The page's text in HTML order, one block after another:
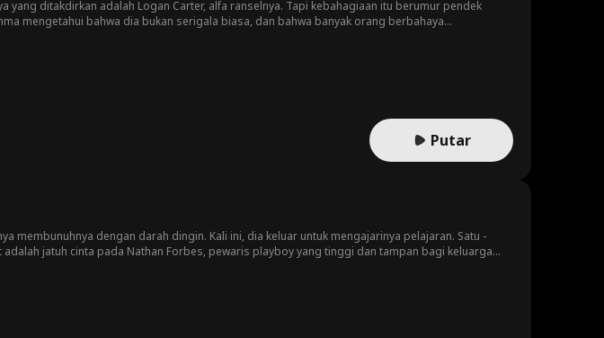
yang ditakdirkan adalah Logan Carter, alfa ranselnya. Tapi kebahagiaan itu berumur pendek
mengetahui bahwa dia bukan serigala biasa, dan bahwa banyak orang berbahaya
Putar
membunuhnya dengan darah dingin. Kali ini, dia keluar untuk mengajarinya pelajaran. Satu -
jatuh cinta pada Nathan Forbes, pewaris playboy yang tinggi dan tampan bagi keluarga